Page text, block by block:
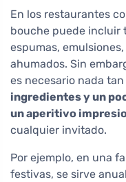
En los restaurantes
bouche puede incluir
espumas,
ahumados. Sin
es necesario nada
ingredientes y un
un aperitivo
cualquier invitado.
Por ejemplo, en una
festivas, se sirve